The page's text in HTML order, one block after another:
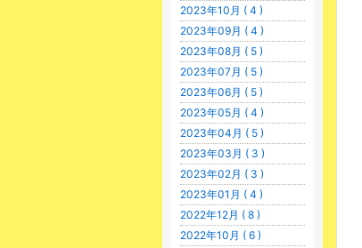
2023年10月 ( 4 )
2023年09月 ( 4 )
2023年08月 ( 5 )
2023年07月 ( 5 )
2023年06月 ( 5 )
2023年05月 ( 4 )
2023年04月 ( 5 )
2023年03月 ( 3 )
2023年02月 ( 3 )
2023年01月 ( 4 )
2022年12月 ( 8 )
2022年10月 ( 6 )